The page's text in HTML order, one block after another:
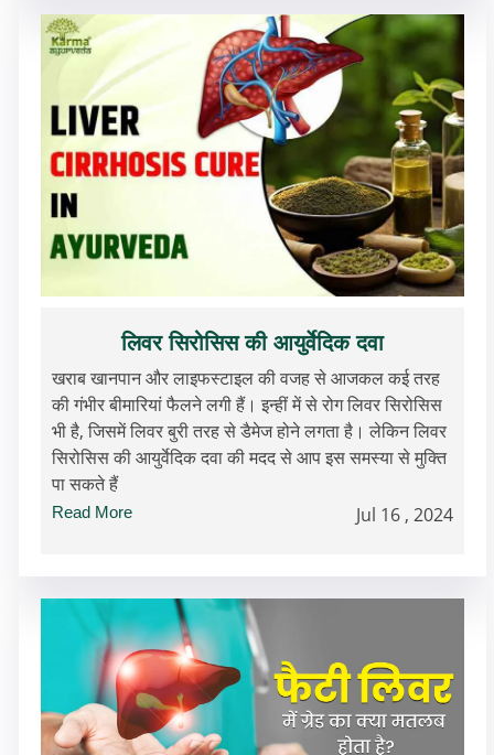
लिवर सिरोसिस की आयुर्वेदिक दवा
खराब खानपान और लाइफस्टाइल की वजह से आजकल कई तरह
की गंभीर बीमारियां फैलने लगी हैं। इन्हीं में से रोग लिवर सिरोसिस
भी है, जिसमें लिवर बुरी तरह से डैमेज होने लगता है। लेकिन लिवर
सिरोसिस की आयुर्वेदिक दवा की मदद से आप इस समस्या से मुक्ति
पा सकते हैं
Read More Jul 16 , 2024